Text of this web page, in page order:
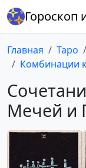
Гороскоп
Главная Таро
Комбинации
Мечей и